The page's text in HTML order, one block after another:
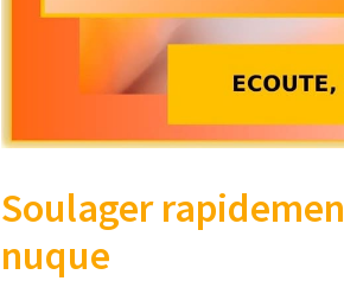
Soulager
nuque